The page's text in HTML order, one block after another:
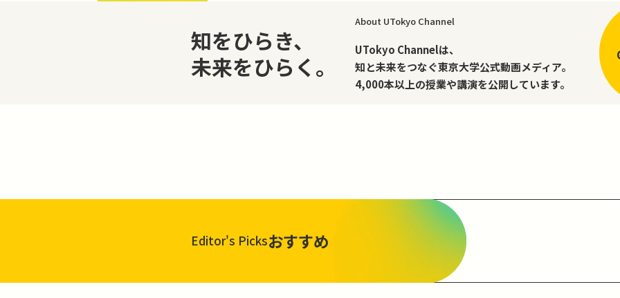
知をひらき、
未来をひらく。
About UTokyo Channel
UTokyo Channelは、
知と未来をつなぐ東京大学公式動画メディア。
4,000本以上の授業や講演を公開しています。
Editor's Picksおすすめ